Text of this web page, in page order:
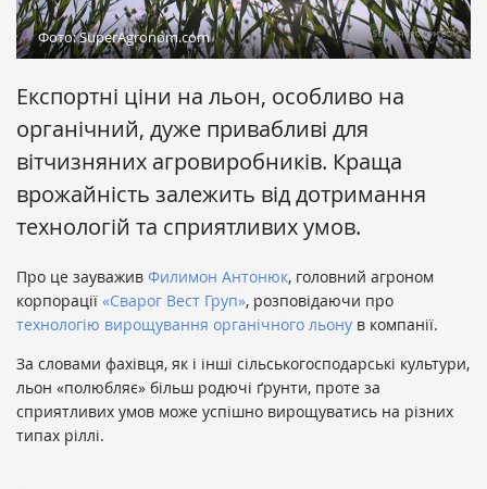
Фото: SuperAgronom.com
Експортні ціни на льон, особливо на
органічний, дуже привабливі для
вітчизняних агровиробників. Краща
врожайність залежить від дотримання
технологій та сприятливих умов.
Про це зауважив Филимон Антонюк, головний агроном
корпорації «Сварог Вест Груп», розповідаючи про
технологію вирощування органічного льону в компанії.
За словами фахівця, як і інші сільськогосподарські культури,
льон «полюбляє» більш родючі ґрунти, проте за
сприятливих умов може успішно вирощуватись на різних
типах ріллі.